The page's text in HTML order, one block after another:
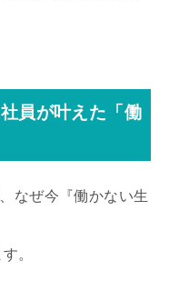
員が叶えた「働
なぜ今『働かない生
。